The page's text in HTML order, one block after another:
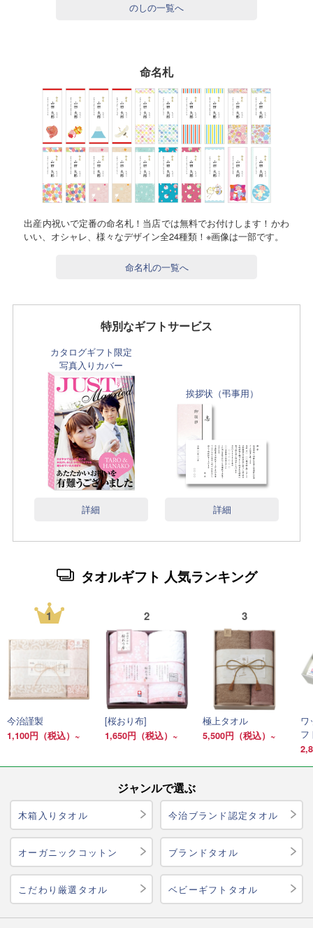
のしの一覧へ
命名札
出産内祝いで定番の命名札！当店では無料でお付けします！かわ
いい、オシャレ、様々なデザイン全24種類！※画像は一部です。
命名札の一覧へ
特別なギフトサービス
カタログギフト限定
写真入りカバー
詳細
挨拶状（弔事用）
詳細
タオルギフト 人気ランキング
1
今治謹製
1,100円（税込）~
2
[桜おり布]
1,650円（税込）~
3
極上タオル
5,500円（税込）~
ワ
フ
ジャンルで選ぶ
木箱入りタオル 今治ブランド認定タオル
オーガニックコットン ブランドタオル
こだわり厳選タオル ベビーギフトタオル